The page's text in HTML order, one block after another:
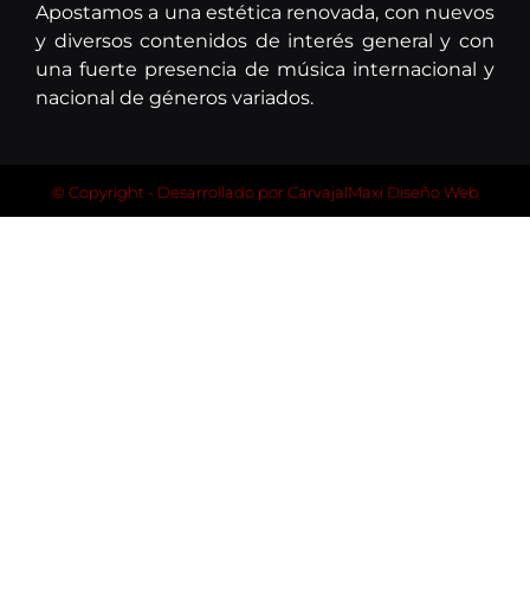
Apostamos a una estética renovada, con nuevos
y diversos contenidos de interés general y con
una fuerte presencia de música internacional y
nacional de géneros variados.
© Copyright - Desarrollado porCarvajalMaxi Diseño Web